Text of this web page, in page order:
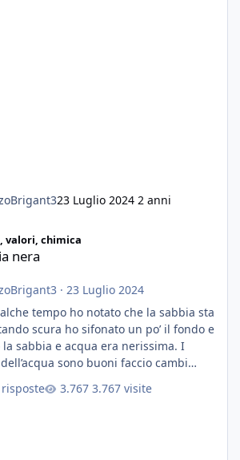
23 Luglio 2024 2 anni
valori, chimica
nera
· 23 Luglio 2024
tempo ho notato che la sabbia sta
scura ho sifonato un po’ il fondo e
la sabbia e acqua era nerissima. I
sono buoni faccio cambi
foglie delle piante sono
3.767 visite